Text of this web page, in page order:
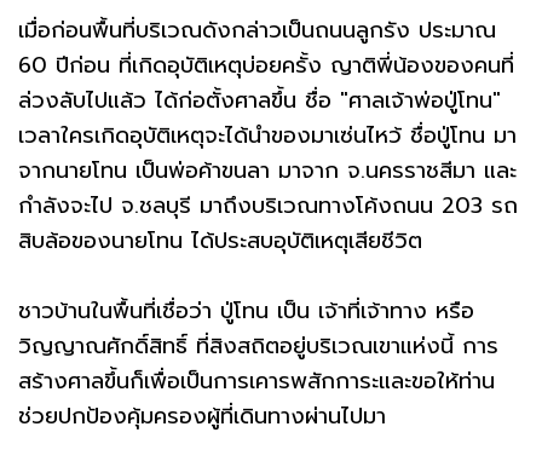
เมื่อก่อนพื้นที่บริเวณดังกล่าวเป็นถนนลูกรัง ประมาณ
60 ปีก่อน ที่เกิดอุบัติเหตุบ่อยครั้ง ญาติพี่น้องของคนที่
ล่วงลับไปแล้ว ได้ก่อตั้งศาลขึ้น ชื่อ "ศาลเจ้าพ่อปู่โทน"
เวลาใครเกิดอุบัติเหตุจะได้นำของมาเซ่นไหว้ ชื่อปู่โทน มา
จากนายโทน เป็นพ่อค้าขนลา มาจาก จ.นครราชสีมา และ
กำลังจะไป จ.ชลบุรี มาถึงบริเวณทางโค้งถนน 203 รถ
สิบล้อของนายโทน ได้ประสบอุบัติเหตุเสียชีวิต
ชาวบ้านในพื้นที่เชื่อว่า ปู่โทน เป็น เจ้าที่เจ้าทาง หรือ
วิญญาณศักดิ์สิทธิ์ ที่สิงสถิตอยู่บริเวณเขาแห่งนี้ การ
สร้างศาลขึ้นก็เพื่อเป็นการเคารพสักการะและขอให้ท่าน
ช่วยปกป้องคุ้มครองผู้ที่เดินทางผ่านไปมา